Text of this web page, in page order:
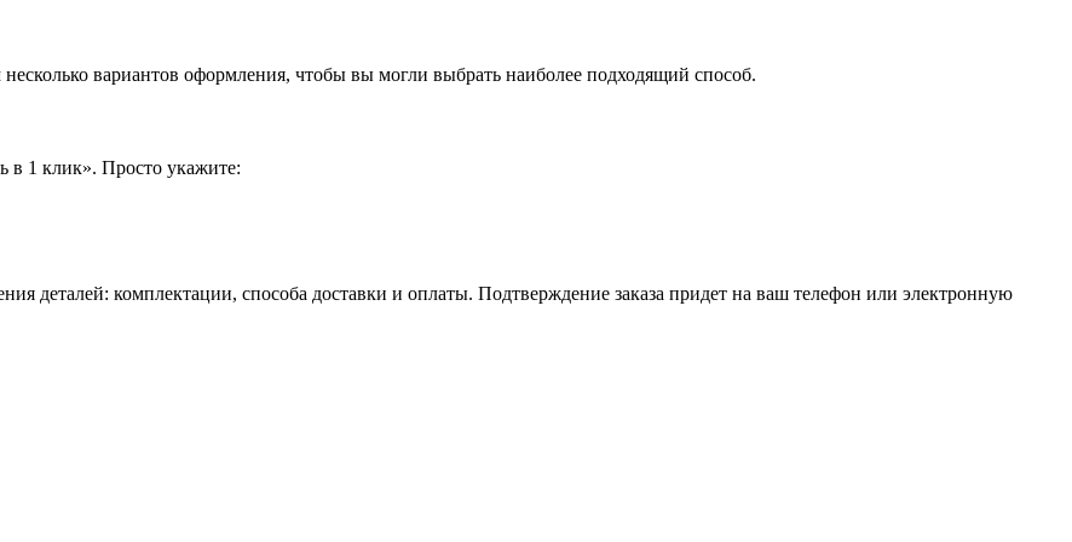
вариантов оформления, чтобы вы могли выбрать наиболее подходящий способ.
в 1 клик». Просто укажите:
деталей: комплектации, способа доставки и оплаты. Подтверждение заказа придет на ваш телефон или электронную